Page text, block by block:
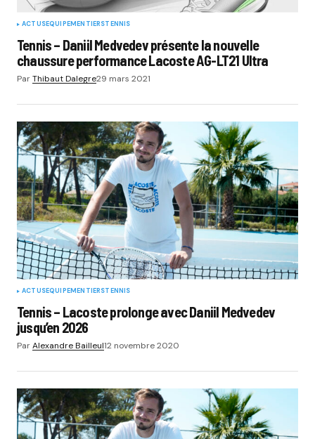
ACTUSEQUIPEMENTIERSTENNIS
Tennis – Daniil Medvedev présente la nouvelle
chaussure performance Lacoste AG-LT21 Ultra
ParThibaut Dalegre29 mars 2021
ACTUSEQUIPEMENTIERSTENNIS
Tennis – Lacoste prolonge avec Daniil Medvedev
jusqu’en 2026
ParAlexandre Bailleul12 novembre 2020